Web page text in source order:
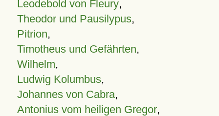
Leodebold von Fleury,
Theodor und Pausilypus,
Pitrion,
Timotheus und Gefährten,
Wilhelm,
Ludwig Kolumbus,
Johannes von Cabra,
Antonius vom heiligen Gregor,